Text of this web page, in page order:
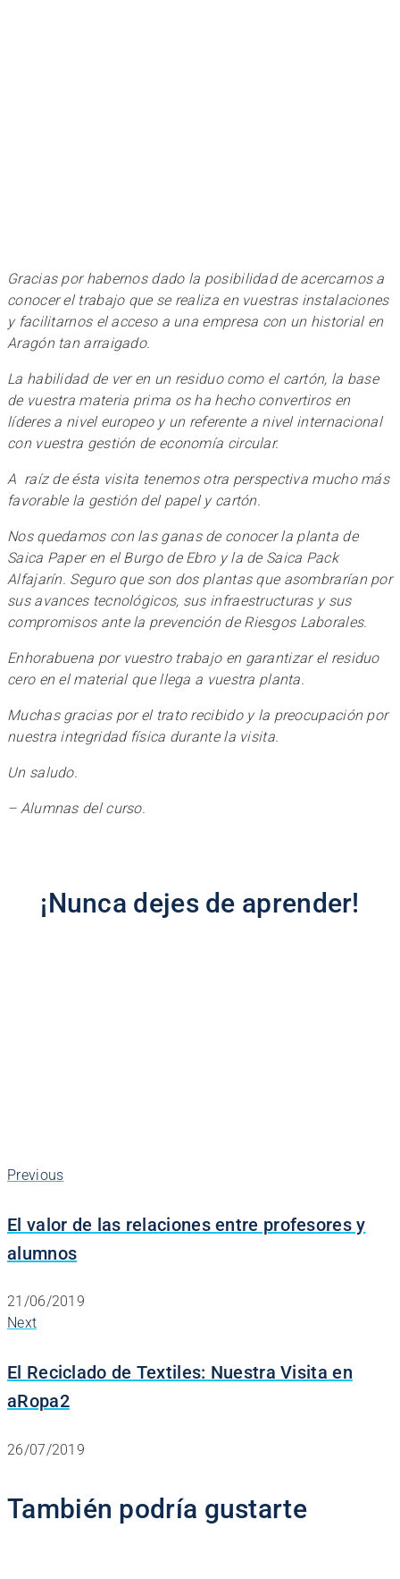
Gracias por habernos dado la posibilidad de acercarnos a
conocer el trabajo que se realiza en vuestras instalaciones
y facilitarnos el acceso a una empresa con un historial en
Aragón tan arraigado.
La habilidad de ver en un residuo como el cartón, la base
de vuestra materia prima os ha hecho convertiros en
líderes a nivel europeo y un referente a nivel internacional
con vuestra gestión de economía circular.
A raíz de ésta visita tenemos otra perspectiva mucho más
favorable la gestión del papel y cartón.
Nos quedamos con las ganas de conocer la planta de
Saica Paper en el Burgo de Ebro y la de Saica Pack
Alfajarín. Seguro que son dos plantas que asombrarían por
sus avances tecnológicos, sus infraestructuras y sus
compromisos ante la prevención de Riesgos Laborales.
Enhorabuena por vuestro trabajo en garantizar el residuo
cero en el material que llega a vuestra planta.
Muchas gracias por el trato recibido y la preocupación por
nuestra integridad física durante la visita.
Un saludo.
– Alumnas del curso.
¡Nunca dejes de aprender!
Previous
El valor de las relaciones entre profesores y
alumnos
21/06/2019
Next
El Reciclado de Textiles: Nuestra Visita en
aRopa2
26/07/2019
También podría gustarte